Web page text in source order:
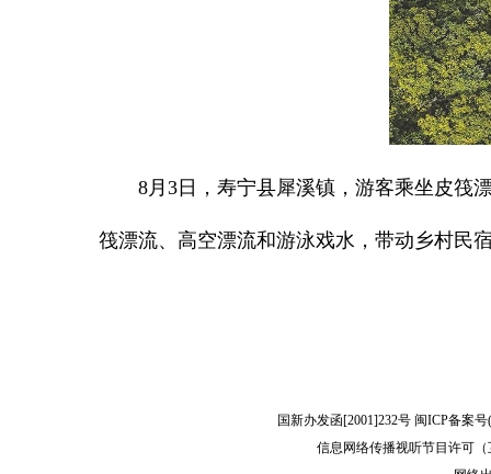
8月3日，寿宁县犀溪镇，游客乘坐皮筏
筏漂流、高空漂流和游泳戏水，带动乡村民